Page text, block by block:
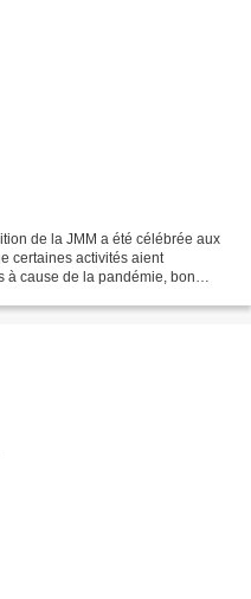
de la JMM a été célébrée aux
certaines activités aient
à cause de la pandémie, bon